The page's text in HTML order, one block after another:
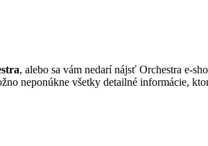
, alebo sa vám nedarí nájsť Orchestra e-
neponúkne všetky detailné informácie,